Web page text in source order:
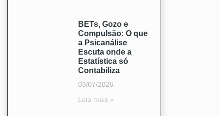
BETs, Gozo e
Compulsão: O que
a Psicanálise
Escuta onde a
Estatística só
Contabiliza
03/07/2026
Leia mais »